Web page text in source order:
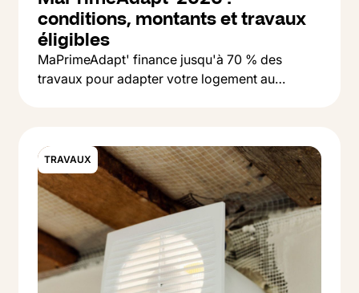
conditions, montants et travaux
éligibles
MaPrimeAdapt' finance jusqu'à 70 % des
travaux pour adapter votre logement au
TRAVAUX